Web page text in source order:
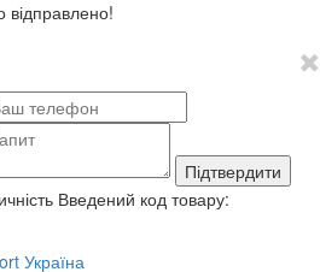
Підтвердити
Введений код товару: